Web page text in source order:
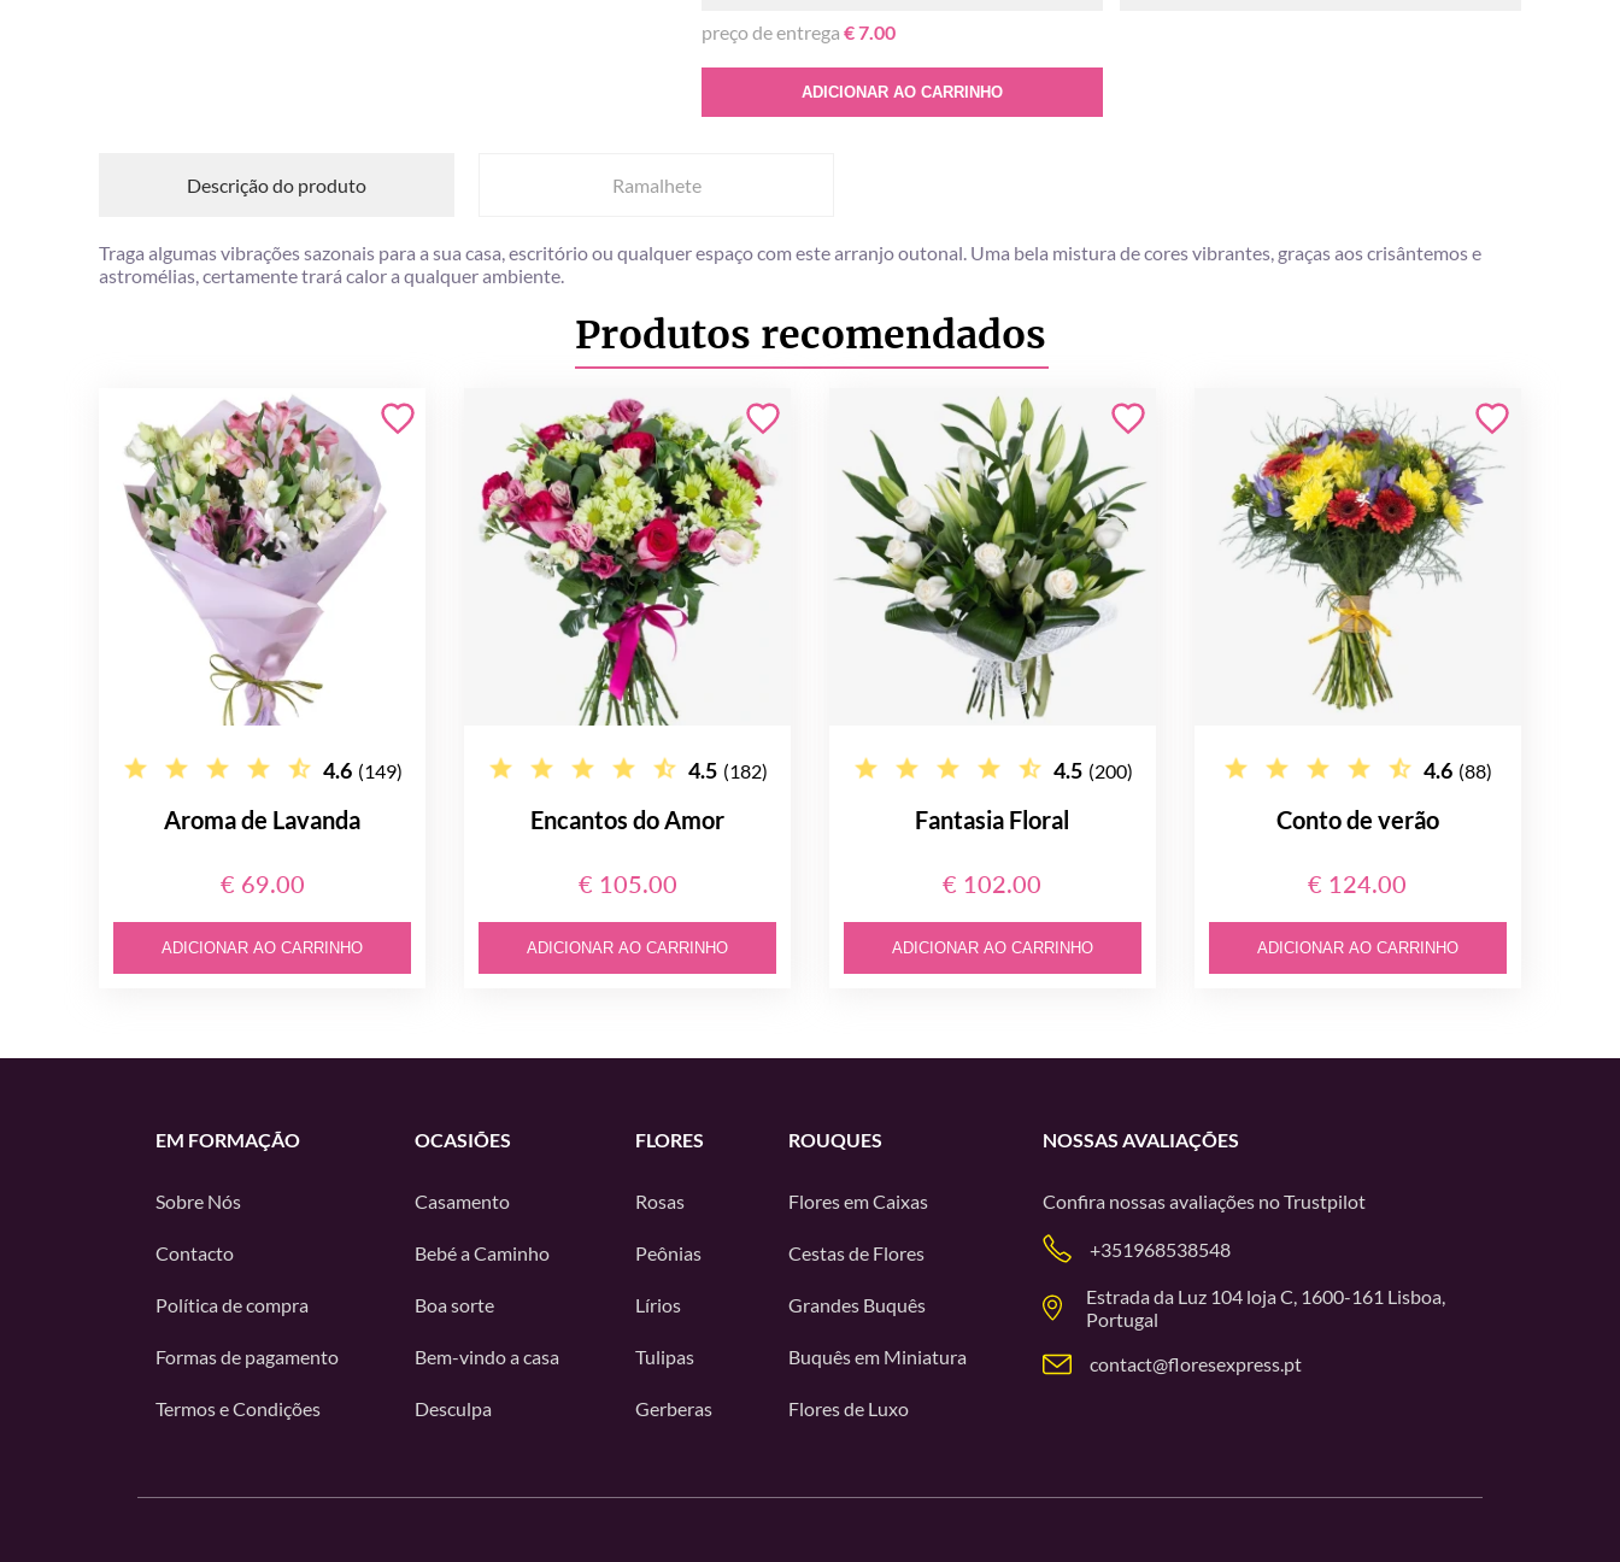
preço de entrega€ 7.00
ADICIONAR AO CARRINHO
Descrição do produto Ramalhete
Traga algumas vibrações sazonais para a sua casa, escritório ou qualquer espaço com este arranjo outonal. Uma bela mistura de cores vibrantes, graças aos crisântemos e
astromélias, certamente trará calor a qualquer ambiente.
Produtos recomendados
4.6 (149)
Aroma de Lavanda
€ 69.00
ADICIONAR AO CARRINHO
4.5 (182)
Encantos do Amor
€ 105.00
ADICIONAR AO CARRINHO
4.5 (200)
Fantasia Floral
€ 102.00
ADICIONAR AO CARRINHO
4.6 (88)
Conto de verão
€ 124.00
ADICIONAR AO CARRINHO
EM FORMAÇÃO
Sobre Nós
Contacto
Política de compra
Formas de pagamento
Termos e Condições
OCASIÕES
Casamento
Bebé a Caminho
Boa sorte
Bem-vindo a casa
Desculpa
FLORES
Rosas
Peônias
Lírios
Tulipas
Gerberas
ROUQUES
Flores em Caixas
Cestas de Flores
Grandes Buquês
Buquês em Miniatura
Flores de Luxo
NOSSAS AVALIAÇÕES
Confira nossas avaliações noTrustpilot
+351968538548
Estrada da Luz 104 loja C, 1600-161 Lisboa,
Portugal
contact@floresexpress.pt